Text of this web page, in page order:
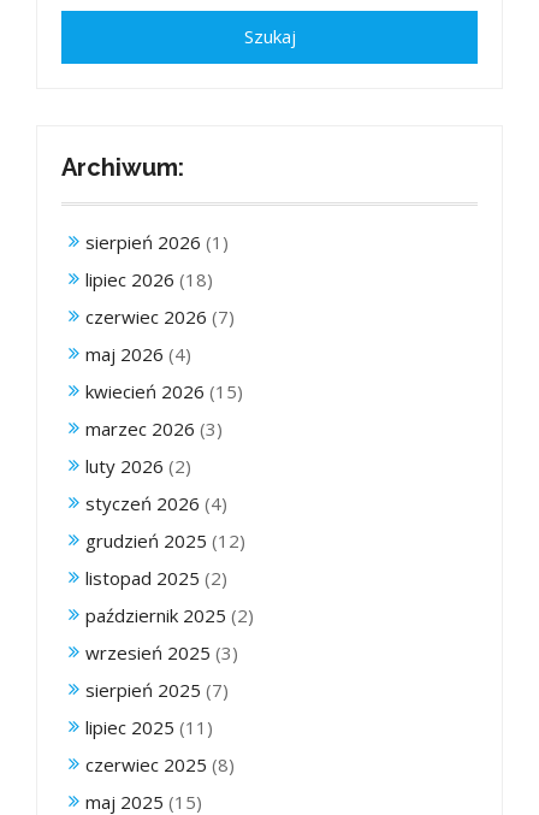
Archiwum:
sierpień 2026 (1)
lipiec 2026 (18)
czerwiec 2026 (7)
maj 2026 (4)
kwiecień 2026 (15)
marzec 2026 (3)
luty 2026 (2)
styczeń 2026 (4)
grudzień 2025 (12)
listopad 2025 (2)
październik 2025 (2)
wrzesień 2025 (3)
sierpień 2025 (7)
lipiec 2025 (11)
czerwiec 2025 (8)
maj 2025 (15)